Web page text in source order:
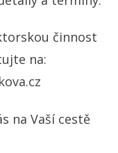
činnost
na:
na Vaší cestě